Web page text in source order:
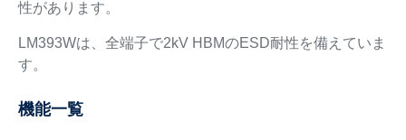
性があります。
LM393Wは、全端子で2kV HBMのESD耐性を備えていま
す。
機能一覧